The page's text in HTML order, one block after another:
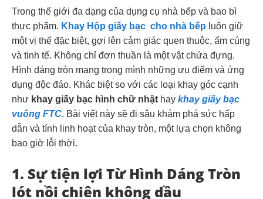
Trong thế giới đa dạng của dụng cụ nhà bếp và bao bì
thực phẩm. Khay Hộp giấy bạc cho nhà bếp luôn giữ
một vị thế đặc biệt, gợi lên cảm giác quen thuộc, ấm cúng
và tinh tế. Không chỉ đơn thuần là một vật chứa đựng.
Hình dáng tròn mang trong mình những ưu điểm và ứng
dụng độc đáo. Khác biệt so với các loại khay góc cạnh
như khay giấy bạc hình chữ nhật hay khay giấy bạc
vuông FTC. Bài viết này sẽ đi sâu khám phá sức hấp
dẫn và tính linh hoạt của khay tròn, một lựa chọn không
bao giờ lỗi thời.
1. Sự tiện lợi Từ Hình Dáng Tròn
lót nồi chiên không dầu